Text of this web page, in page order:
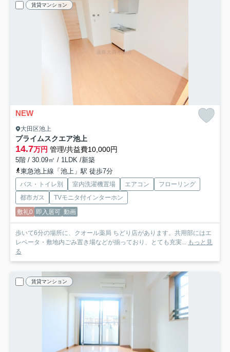
賃貸マンション
NEW
大田区池上
プライムスクエア池上
14.7万円 管理/共益費10,000円
5階 / 30.09㎡ / 1LDK /新築
東急池上線「池上」駅 徒歩7分
バス・トイレ別 室内洗濯機置場 エアコン
フローリング
都市ガス
TVモニタ付インターホン
敷礼0 即入居可 動画
歩いて6分の場所に、クオール薬局 ちどり店があります。共用部にはエ
レベータ・敷地内ごみ置き場などが揃っており、とても充実...
もっと見
る
賃貸マンション